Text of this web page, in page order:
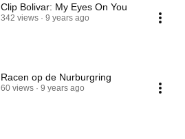
Clip Bolivar: My Eyes On You
342 views 9 years ago
Racen op de Nurburgring
60 views 9 years ago